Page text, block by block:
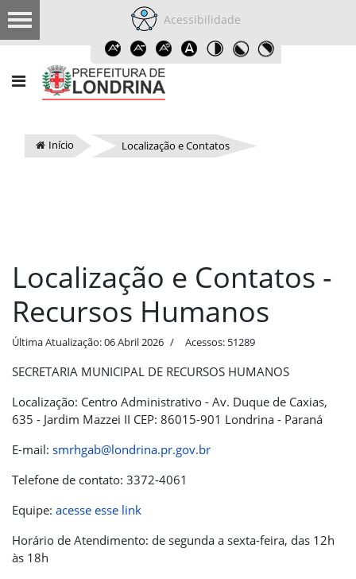
Acessibilidade
Início Localização e Contatos
Localização e Contatos -
Recursos Humanos
Última Atualização: 06 Abril 2026 Acessos: 51289
SECRETARIA MUNICIPAL DE RECURSOS HUMANOS
Localização: Centro Administrativo - Av. Duque de Caxias,
635 - Jardim Mazzei II CEP: 86015-901 Londrina - Paraná
E-mail: smrhgab@londrina.pr.gov.br
Telefone de contato: 3372-4061
Equipe: acesse esse link
Horário de Atendimento: de segunda a sexta-feira, das 12h
às 18h